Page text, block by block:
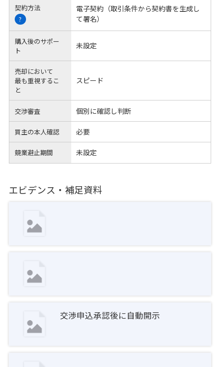
契約方法
?
電子契約（取引条件から契約書を生成し
て署名）
購入後のサポー
ト
未設定
売却において
最も重視するこ
と
スピード
交渉審査 個別に確認し判断
買主の本人確認 必要
競業避止期間 未設定
エビデンス・補足資料
交渉申込承認後に自動開示